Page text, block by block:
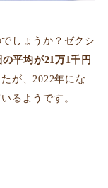
しょうか？ ゼクシ
平均が21万1千円
が、2022年にな
るようです。